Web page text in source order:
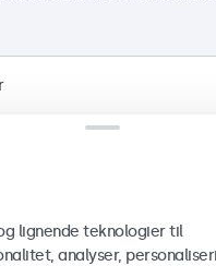
29, unit A, 2620 Albertslund,
lignende teknologier til
analyser,